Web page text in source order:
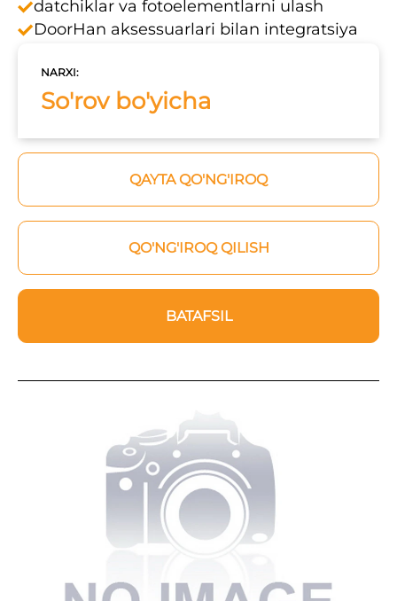
datchiklar va fotoelementlarni ulash
DoorHan aksessuarlari bilan integratsiya
NARXI:
So'rov bo'yicha
QAYTA QO'NG'IROQ
QO'NG'IROQ QILISH
BATAFSIL